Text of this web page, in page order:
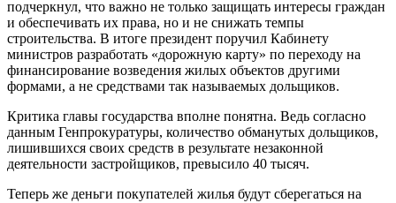
подчеркнул, что важно не только защищать интересы граждан
и обеспечивать их права, но и не снижать темпы
строительства. В итоге президент поручил Кабинету
министров разработать «дорожную карту» по переходу на
финансирование возведения жилых объектов другими
формами, а не средствами так называемых дольщиков.
Критика главы государства вполне понятна. Ведь согласно
данным Генпрокуратуры, количество обманутых дольщиков,
лишившихся своих средств в результате незаконной
деятельности застройщиков, превысило 40 тысяч.
Теперь же деньги покупателей жилья будут сберегаться на